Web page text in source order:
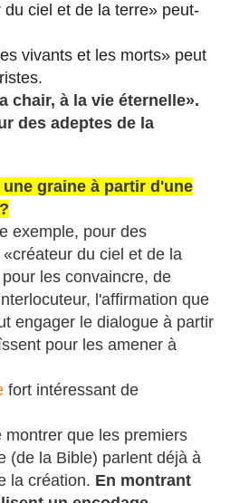
ciel et de la terre» peut-
vivants et les morts» peut
chair, à la vie éternelle».
des adeptes de la
graine à partir d'une
exemple, pour des
du ciel et de la
les convaincre, de
l'affirmation que
engager le dialogue à partir
pour les amener à
fort intéressant de
montrer que les premiers
(de la Bible) parlent déjà à
la création. En montrant